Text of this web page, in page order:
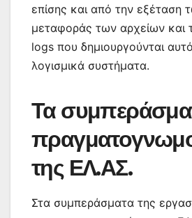
επίσης και από την εξέταση
μεταφοράς των αρχείων και
logs που δημιουργούνται
λογισμικά συστήματα.
Τα
της ΕΛ.ΑΣ.
Στα συμπεράσματα της